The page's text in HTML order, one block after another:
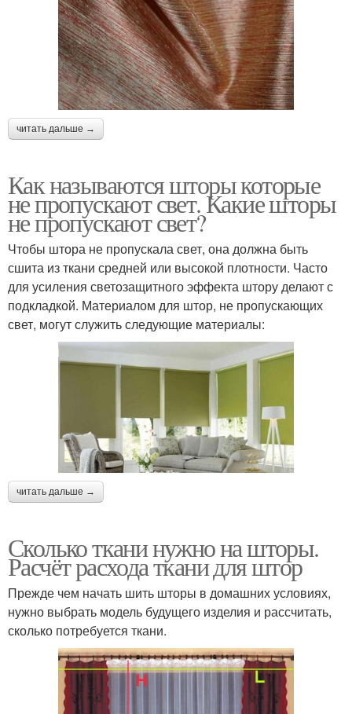
читать дальше →
Как называются шторы которые
не пропускают свет. Какие шторы
не пропускают свет?
Чтобы штора не пропускала свет, она должна быть
сшита из ткани средней или высокой плотности. Часто
для усиления светозащитного эффекта штору делают с
подкладкой. Материалом для штор, не пропускающих
свет, могут служить следующие материалы:
читать дальше →
Сколько ткани нужно на шторы.
Расчёт расхода ткани для штор
Прежде чем начать шить шторы в домашних условиях,
нужно выбрать модель будущего изделия и рассчитать,
сколько потребуется ткани.